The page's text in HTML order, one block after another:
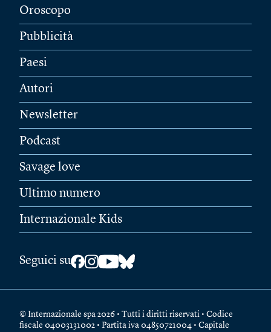
Oroscopo
Pubblicità
Paesi
Autori
Newsletter
Podcast
Savage love
Ultimo numero
Internazionale Kids
Seguici su
© Internazionale spa 2026 • Tutti i diritti riservati • Codice
fiscale 04003131002 • Partita iva 04850721004 • Capitale